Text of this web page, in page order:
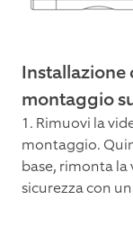
Installazione
montaggio
1. Rimuovi la
montaggio.
base, rimonta la
sicurezza con